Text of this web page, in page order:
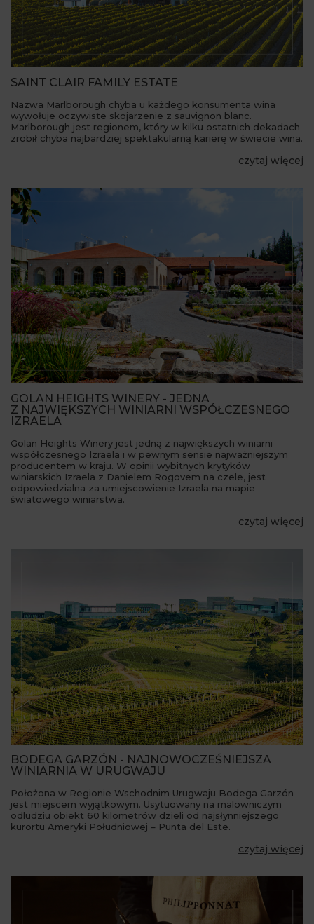
SAINT CLAIR FAMILY ESTATE
Nazwa Marlborough chyba u każdego konsumenta wina
wywołuje oczywiste skojarzenie z sauvignon blanc.
Marlborough jest regionem, który w kilku ostatnich dekadach
zrobił chyba najbardziej spektakularną karierę w świecie wina.
czytaj więcej
GOLAN HEIGHTS WINERY - JEDNA
Z NAJWIĘKSZYCH WINIARNI WSPÓŁCZESNEGO
IZRAELA
Golan Heights Winery jest jedną z największych winiarni
współczesnego Izraela i w pewnym sensie najważniejszym
producentem w kraju. W opinii wybitnych krytyków
winiarskich Izraela z Danielem Rogovem na czele, jest
odpowiedzialna za umiejscowienie Izraela na mapie
światowego winiarstwa.
czytaj więcej
BODEGA GARZÓN - NAJNOWOCZEŚNIEJSZA
WINIARNIA W URUGWAJU
Położona w Regionie Wschodnim Urugwaju Bodega Garzón
jest miejscem wyjątkowym. Usytuowany na malowniczym
odludziu obiekt 60 kilometrów dzieli od najsłynniejszego
kurortu Ameryki Południowej – Punta del Este.
czytaj więcej